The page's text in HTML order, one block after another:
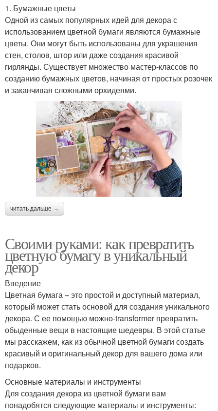
1. Бумажные цветы
Одной из самых популярных идей для декора с
использованием цветной бумаги являются бумажные
цветы. Они могут быть использованы для украшения
стен, столов, штор или даже создания красивой
гирлянды. Существует множество мастер-классов по
созданию бумажных цветов, начиная от простых розочек
и заканчивая сложными орхидеями.
читать дальше →
Своими руками: как превратить
цветную бумагу в уникальный
декор
Введение
Цветная бумага – это простой и доступный материал,
который может стать основой для создания уникального
декора. С ее помощью можно-transformer превратить
обыденные вещи в настоящие шедевры. В этой статье
мы расскажем, как из обычной цветной бумаги создать
красивый и оригинальный декор для вашего дома или
подарков.
Основные материалы и инструменты
Для создания декора из цветной бумаги вам
понадобятся следующие материалы и инструменты: